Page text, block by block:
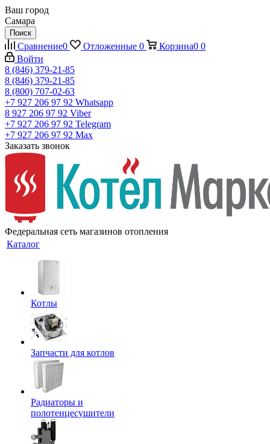
Ваш город
Самара
Поиск
Сравнение0 Отложенные 0 Корзина0 0
Войти
8 (846) 379-21-85
8 (846) 379-21-85
8 (800) 707-02-63
+7 927 206 97 92 Whatsapp
8 927 206 97 92 Viber
+7 927 206 97 92 Telegram
+7 927 206 97 92 Max
Заказать звонок
Федеральная сеть магазинов отопления
Каталог
Котлы
Запчасти для котлов
Радиаторы и
полотенцесушители